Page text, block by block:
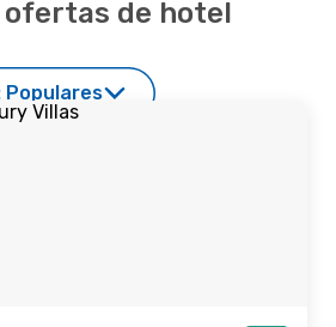
de hotel
Populares